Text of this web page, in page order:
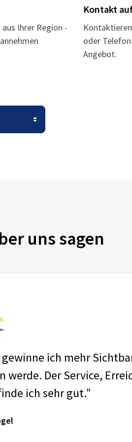
Ihrer Region -
Kontakt
oder
Angebot.
uns sagen
ich mehr
Der Service,
ich sehr gut.”